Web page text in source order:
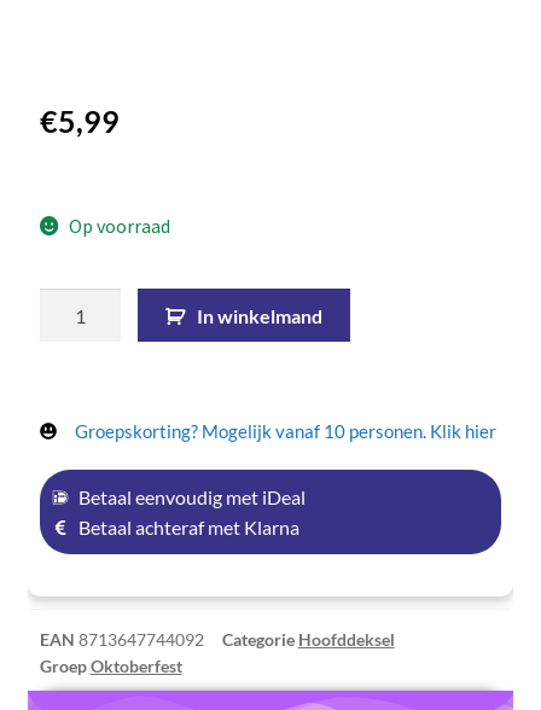
€5,99
Op voorraad
In winkelmand
Groepskorting? Mogelijk vanaf 10 personen. Klik hier
Betaal eenvoudig met iDeal
Betaal achteraf met Klarna
EAN 8713647744092 Categorie Hoofddeksel
GroepOktoberfest